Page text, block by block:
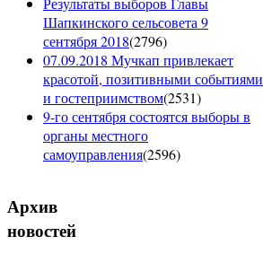
Шапкинского сельсовета 9
сентября 2018(2796)
07.09.2018 Мучкап привлекает
красотой, позитивными событиями
и гостеприимством(2531)
9-го сентября состоятся выборы в
органы местного
самоуправления(2596)
Архив
новостей